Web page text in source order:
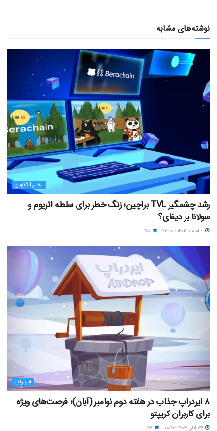
نوشته‌های مشابه
اخبار آلتکوین
رشد چشمگیر TVL براچین؛ زنگ خطر برای سلطه اتریوم و
سولانا بر دیفای؟
ایردراپ
۸ ایردراپ‌ جذاب در هفته دوم نوامبر (آبان)؛ فرصت‌های ویژه
برای کاربران کریپتو